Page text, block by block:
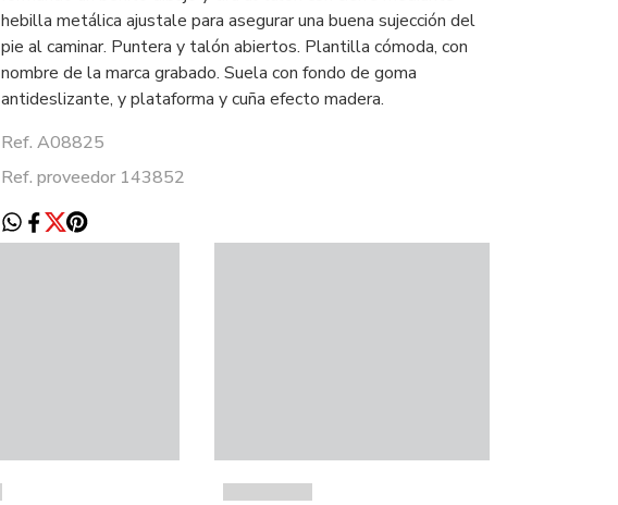
hebilla metálica ajustale para asegurar una buena sujección del
pie al caminar. Puntera y talón abiertos. Plantilla cómoda, con
nombre de la marca grabado. Suela con fondo de goma
antideslizante, y plataforma y cuña efecto madera.
Ref. A08825
Ref. proveedor 143852